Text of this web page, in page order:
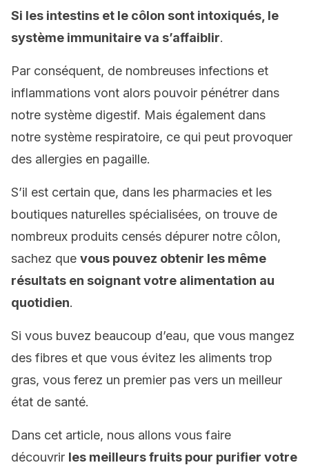
Si les intestins et le côlon sont intoxiqués, le
système immunitaire va s’affaiblir.
Par conséquent, de nombreuses infections et
inflammations vont alors pouvoir pénétrer dans
notre système digestif. Mais également dans
notre système respiratoire, ce qui peut provoquer
des allergies en pagaille.
S’il est certain que, dans les pharmacies et les
boutiques naturelles spécialisées, on trouve de
nombreux produits censés dépurer notre côlon,
sachez que vous pouvez obtenir les même
résultats en soignant votre alimentation au
quotidien.
Si vous buvez beaucoup d’eau, que vous mangez
des fibres et que vous évitez les aliments trop
gras, vous ferez un premier pas vers un meilleur
état de santé.
Dans cet article, nous allons vous faire
découvrir les meilleurs fruits pour purifier votre